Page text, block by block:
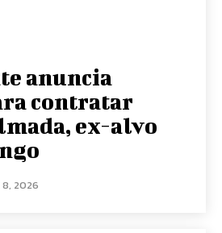
anuncia
contratar
ex-alvo
8, 2026